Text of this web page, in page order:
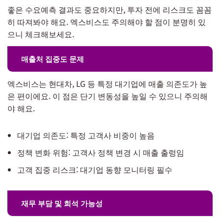
좋은 수요예측 결과도 중요하지만, 투자 전에 리스크도 꼼꼼
히 따져봐야 해요. 엑스비스도 주의해야 할 점이 분명히 있
으니 체크해보세요.
매출처 집중도 문제
엑스비스는 현대차, LG 등 특정 대기업에 매출 의존도가 높
은 편이에요. 이 점은 단기 변동성을 높일 수 있으니 주의해
야 해요.
대기업 의존도: 특정 고객사 비중이 높음
정책 변화 위험: 고객사 정책 변경 시 매출 출렁임
고객 집중 리스크: 대기업 동향 모니터링 필수
재무 부담 및 희석 가능성